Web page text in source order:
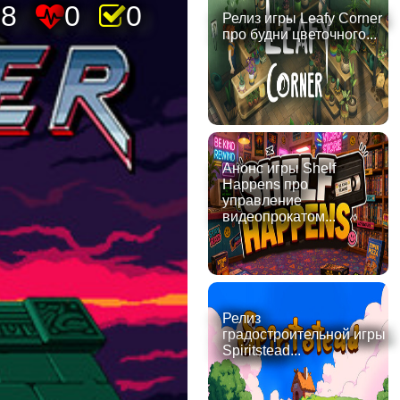
0 0
Релиз игры Leafy Corner
про будни цветочного...
Анонс игры Shelf
Happens про
управление
видеопрокатом...
Релиз
градостроительной игры
Spiritstead...